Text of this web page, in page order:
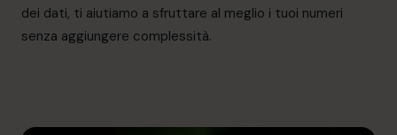
dei dati, ti aiutiamo a sfruttare al meglio i tuoi numeri
senza aggiungere complessità.